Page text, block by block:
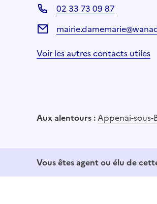
02 33 73 09 87
Voir les autres contacts utiles
Aux alentours :Appenai-sous-
Vous êtes agent ou élu de